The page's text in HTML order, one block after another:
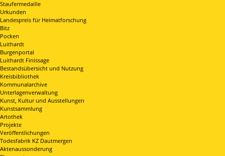
Staufermedaille
Urkunden
Landespreis für Heimatforschung
Bitz
Pocken
Luithardt
Burgenportal
Luithardt Finissage
Bestandsübersicht und Nutzung
Kreisbibliothek
Kommunalarchive
Unterlagenverwaltung
Kunst, Kultur und Ausstellungen
Kunstsammlung
Artothek
Projekte
Veröffentlichungen
Todesfabrik KZ Dautmergen
Aktenaussonderung